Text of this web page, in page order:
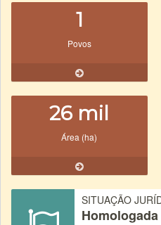
1
Povos
26 mil
Área (ha)
SITUAÇÃO
Homologada